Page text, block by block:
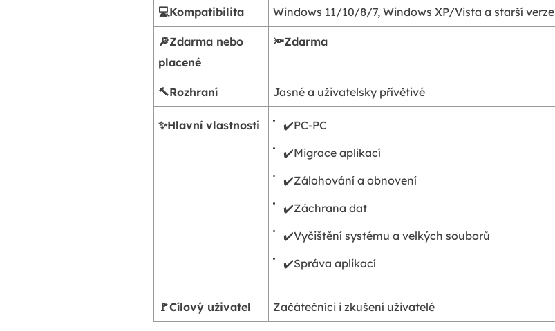
💻Kompatibilita Windows 11/10/8/7, Windows XP/Vista a starší verze
🔎Zdarma nebo
placené
🔦Zdarma
🔨Rozhraní Jasné a uživatelsky přívětivé
✨Hlavní vlastnosti
✔️PC-PC
✔️Migrace aplikací
✔️Zálohování a obnovení
✔️Záchrana dat
✔️Vyčištění systému a velkých souborů
✔️Správa aplikací
🚩Cílový uživatel Začátečníci i zkušení uživatelé